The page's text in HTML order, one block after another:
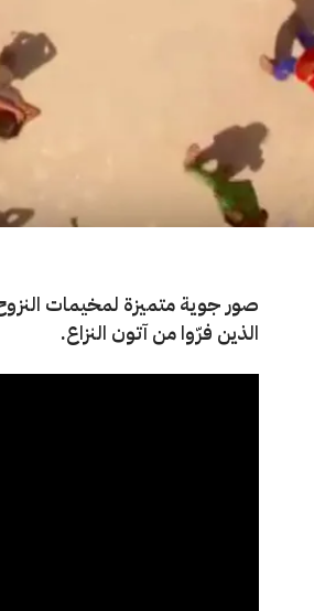
صور جوية متميزة لمخيمات
الذين فرّوا من آتون النزاع.